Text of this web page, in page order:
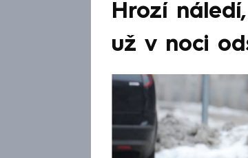
Hrozí
už v noci